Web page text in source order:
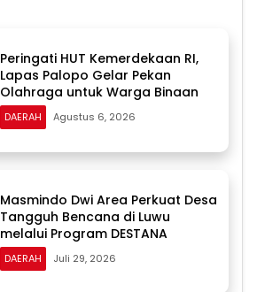
Peringati HUT Kemerdekaan RI,
Lapas Palopo Gelar Pekan
Olahraga untuk Warga Binaan
DAERAH Agustus 6, 2026
Masmindo Dwi Area Perkuat Desa
Tangguh Bencana di Luwu
melalui Program DESTANA
DAERAH Juli 29, 2026